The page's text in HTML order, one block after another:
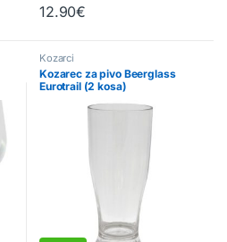
12.90€
Kozarci
Kozarec za pivo Beerglass
Eurotrail (2 kosa)